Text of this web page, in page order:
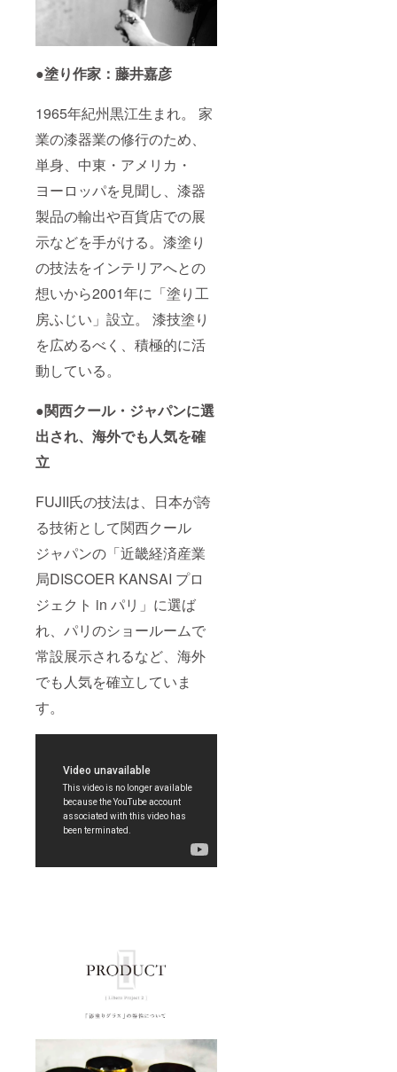
●塗り作家：藤井嘉彦
1965年紀州黒江生まれ。 家
業の漆器業の修行のため、
単身、中東・アメリカ・
ヨーロッパを見聞し、漆器
製品の輸出や百貨店での展
示などを手がける。漆塗り
の技法をインテリアへとの
想いから2001年に「塗り工
房ふじい」設立。 漆技塗り
を広めるべく、積極的に活
動している。
●関西クール・ジャパンに選
出され、海外でも人気を確
立
FUJII氏の技法は、日本が誇
る技術として関西クール
ジャパンの「近畿経済産業
局DISCOER KANSAI プロ
ジェクト in パリ」に選ば
れ、パリのショールームで
常設展示されるなど、海外
でも人気を確立していま
す。